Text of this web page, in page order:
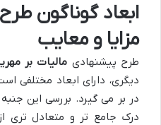
ابعاد گوناگون
مزایا و معایب
طرح پیشنهادی مالیات بر مهریه
دیگری، دارای ابعاد مختلفی
در بر می گیرد. بررسی این
درک جامع تر و متعادل تری